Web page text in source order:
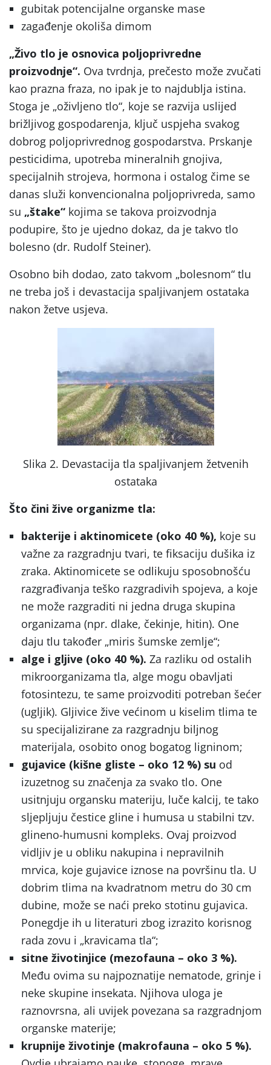
gubitak potencijalne organske mase
zagađenje okoliša dimom
„Živo tlo je osnovica poljoprivredne
proizvodnje“. Ova tvrdnja, prečesto može zvučati
kao prazna fraza, no ipak je to najdublja istina.
Stoga je „oživljeno tlo“, koje se razvija uslijed
brižljivog gospodarenja, ključ uspjeha svakog
dobrog poljoprivrednog gospodarstva. Prskanje
pesticidima, upotreba mineralnih gnojiva,
specijalnih strojeva, hormona i ostalog čime se
danas služi konvencionalna poljoprivreda, samo
su „štake“ kojima se takova proizvodnja
podupire, što je ujedno dokaz, da je takvo tlo
bolesno (dr. Rudolf Steiner).
Osobno bih dodao, zato takvom „bolesnom“ tlu
ne treba još i devastacija spaljivanjem ostataka
nakon žetve usjeva.
Slika 2. Devastacija tla spaljivanjem žetvenih
ostataka
Što čini žive organizme tla:
bakterije i aktinomicete (oko 40 %), koje su
važne za razgradnju tvari, te fiksaciju dušika iz
zraka. Aktinomicete se odlikuju sposobnošću
razgrađivanja teško razgradivih spojeva, a koje
ne može razgraditi ni jedna druga skupina
organizama (npr. dlake, čekinje, hitin). One
daju tlu također „miris šumske zemlje“;
alge i gljive (oko 40 %). Za razliku od ostalih
mikroorganizama tla, alge mogu obavljati
fotosintezu, te same proizvoditi potreban šećer
(ugljik). Gljivice žive većinom u kiselim tlima te
su specijalizirane za razgradnju biljnog
materijala, osobito onog bogatog ligninom;
gujavice (kišne gliste – oko 12 %) su od
izuzetnog su značenja za svako tlo. One
usitnjuju organsku materiju, luče kalcij, te tako
sljepljuju čestice gline i humusa u stabilni tzv.
glineno-humusni kompleks. Ovaj proizvod
vidljiv je u obliku nakupina i nepravilnih
mrvica, koje gujavice iznose na površinu tla. U
dobrim tlima na kvadratnom metru do 30 cm
dubine, može se naći preko stotinu gujavica.
Ponegdje ih u literaturi zbog izrazito korisnog
rada zovu i „kravicama tla“;
sitne životinjice (mezofauna – oko 3 %).
Među ovima su najpoznatije nematode, grinje i
neke skupine insekata. Njihova uloga je
raznovrsna, ali uvijek povezana sa razgradnjom
organske materije;
krupnije životinje (makrofauna – oko 5 %).